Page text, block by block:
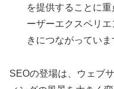
を提供することに
ーザーエクスペリ
きにつながっていま
SEOの登場は、ウェブ